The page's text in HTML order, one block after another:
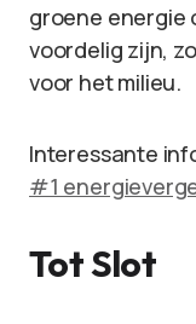
groene energie
voordelig zijn,
voor het milieu.
Interessante
#1
Tot Slot